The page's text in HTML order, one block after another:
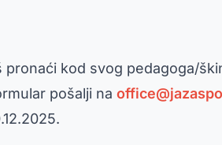
kod svog pedagoga/
pošalji na